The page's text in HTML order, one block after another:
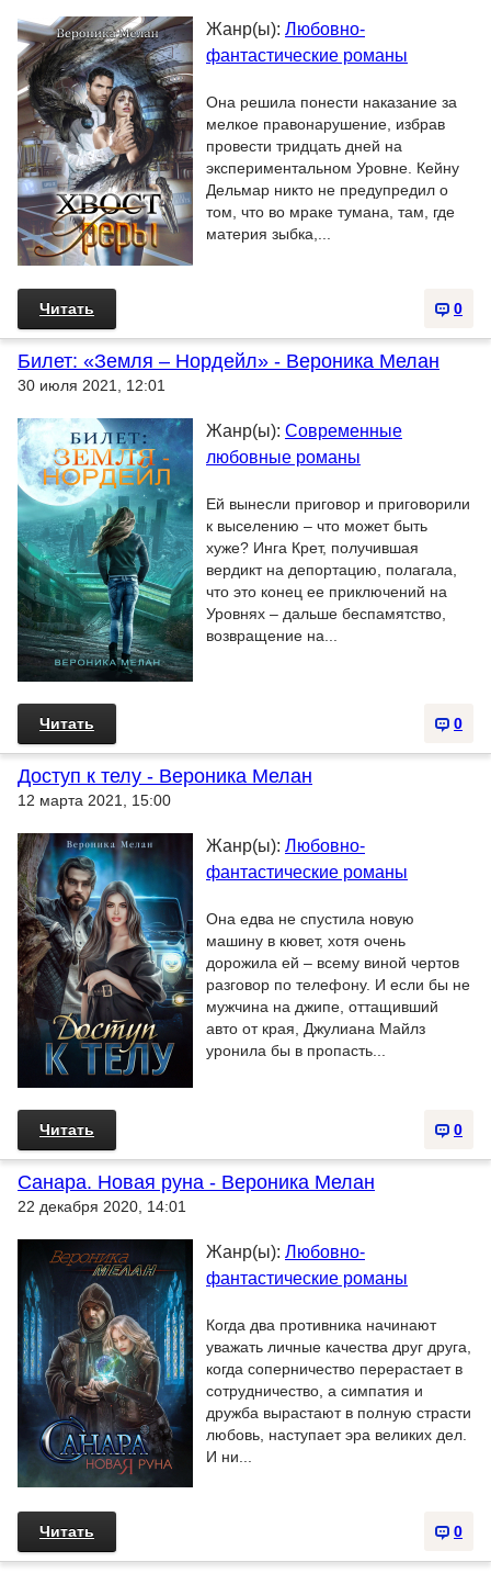
Жанр(ы): Любовно-
фантастические романы
Она решила понести наказание за
мелкое правонарушение, избрав
провести тридцать дней на
экспериментальном Уровне. Кейну
Дельмар никто не предупредил о
том, что во мраке тумана, там, где
материя зыбка,...
0
Читать
Билет: «Земля – Нордейл» - Вероника Мелан
30 июля 2021, 12:01
Жанр(ы): Современные
любовные романы
Ей вынесли приговор и приговорили
к выселению – что может быть
хуже? Инга Крет, получившая
вердикт на депортацию, полагала,
что это конец ее приключений на
Уровнях – дальше беспамятство,
возвращение на...
0
Читать
Доступ к телу - Вероника Мелан
12 марта 2021, 15:00
Жанр(ы): Любовно-
фантастические романы
Она едва не спустила новую
машину в кювет, хотя очень
дорожила ей – всему виной чертов
разговор по телефону. И если бы не
мужчина на джипе, оттащивший
авто от края, Джулиана Майлз
уронила бы в пропасть...
0
Читать
Санара. Новая руна - Вероника Мелан
22 декабря 2020, 14:01
Жанр(ы): Любовно-
фантастические романы
Когда два противника начинают
уважать личные качества друг друга,
когда соперничество перерастает в
сотрудничество, а симпатия и
дружба вырастают в полную страсти
любовь, наступает эра великих дел.
И ни...
0
Читать